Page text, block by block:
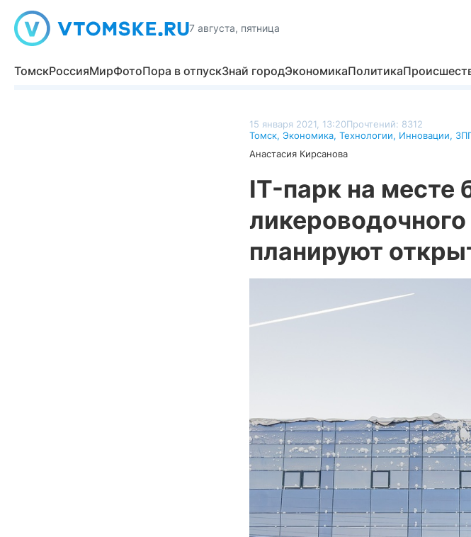
7 августа, пятница
ТомскРоссияМирФотоПора в отпускЗнай городЭкономикаПолитика
15 января 2021, 13:20Прочтений: 8312
Томск, Экономика, Технологии, Инновации,
Анастасия Кирсанова
IT-парк на месте
планируют